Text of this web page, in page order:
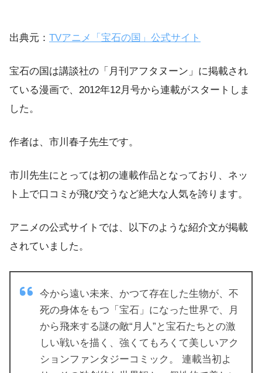
出典元： TVアニメ「宝石の国」公式サイト
宝石の国は講談社の「月刊アフタヌーン」に掲載され
ている漫画で、2012年12月号から連載がスタートしま
した。
作者は、市川春子先生です。
市川先生にとっては初の連載作品となっており、ネッ
ト上で口コミが飛び交うなど絶大な人気を誇ります。
アニメの公式サイトでは、以下のような紹介文が掲載
されていました。
今から遠い未来、かつて存在した生物が、不
死の身体をもつ「宝石」になった世界で、月
から飛来する謎の敵“月人”と宝石たちとの激
しい戦いを描く、強くてもろくて美しいアク
ションファンタジーコミック。 連載当初よ